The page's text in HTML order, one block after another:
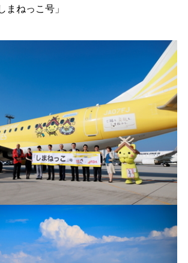
ねっこ号」